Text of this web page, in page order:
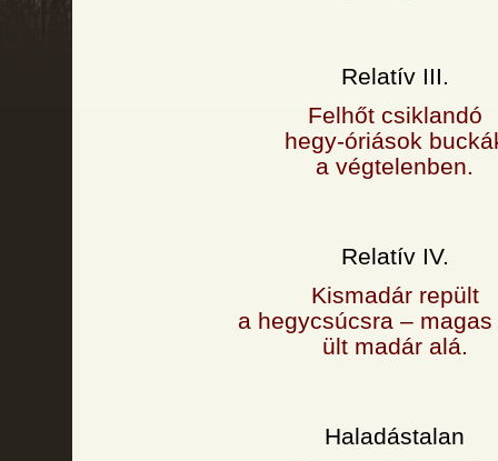
Relatív III.
Felhőt csiklandó
hegy-óriások
a végtelenben.
Relatív IV.
Kismadár repült
a hegycsúcsra –
ült madár alá.
Haladástalan